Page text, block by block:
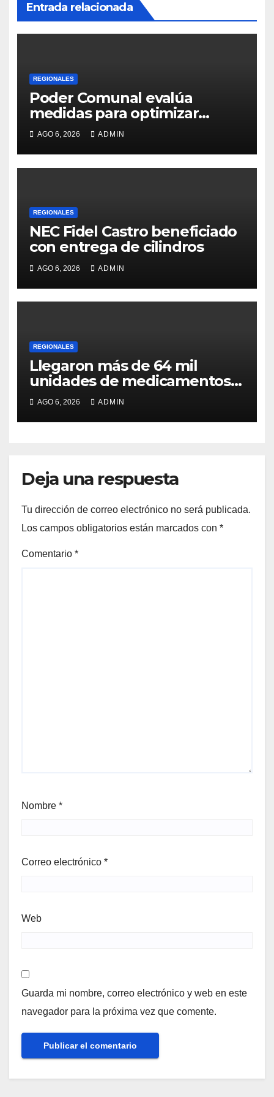
Entrada relacionada
REGIONALES
Poder Comunal evalúa
medidas para optimizar
servicio de agua
AGO 6, 2026 ADMIN
REGIONALES
NEC Fidel Castro beneficiado
con entrega de cilindros
AGO 6, 2026 ADMIN
REGIONALES
Llegaron más de 64 mil
unidades de medicamentos e
insumos
AGO 6, 2026 ADMIN
Deja una respuesta
Tu dirección de correo electrónico no será publicada.
Los campos obligatorios están marcados con *
Comentario *
Nombre *
Correo electrónico *
Web
Guarda mi nombre, correo electrónico y web en este
navegador para la próxima vez que comente.